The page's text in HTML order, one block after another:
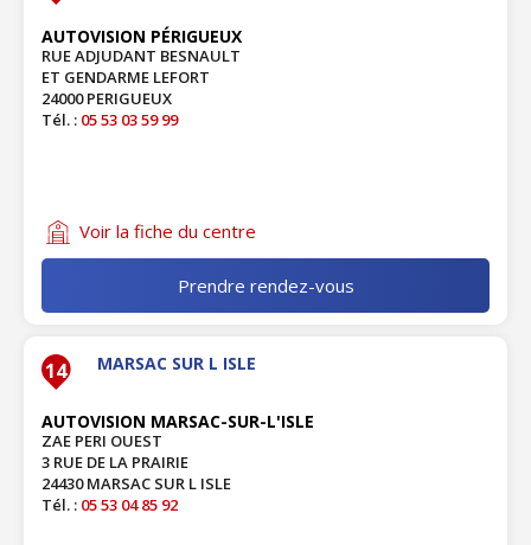
AUTOVISION PÉRIGUEUX
RUE ADJUDANT BESNAULT
ET GENDARME LEFORT
24000 PERIGUEUX
Tél. : 05 53 03 59 99
Voir la fiche du centre
Prendre rendez-vous
14 MARSAC SUR L ISLE
AUTOVISION MARSAC-SUR-L'ISLE
ZAE PERI OUEST
3 RUE DE LA PRAIRIE
24430 MARSAC SUR L ISLE
Tél. : 05 53 04 85 92